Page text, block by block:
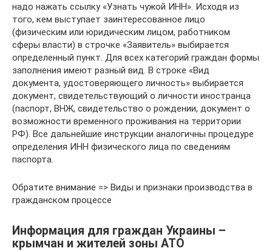
надо нажать ссылку «Узнать чужой ИНН». Исходя из
того, кем выступает заинтересованное лицо
(физическим или юридическим лицом, работником
сферы власти) в строчке «Заявитель» выбирается
определенный пункт. Для всех категорий граждан формы
заполнения имеют разный вид. В строке «Вид
документа, удостоверяющего личность» выбирается
документ, свидетельствующий о личности иностранца
(паспорт, ВНЖ, свидетельство о рождении, документ о
возможности временного проживания на территории
РФ). Все дальнейшие инструкции аналогичны процедуре
определения ИНН физического лица по сведениям
паспорта.
Обратите внимание => Виды и признаки производства в
гражданском процессе
Информация для граждан Украины –
крымчан и жителей зоны АТО